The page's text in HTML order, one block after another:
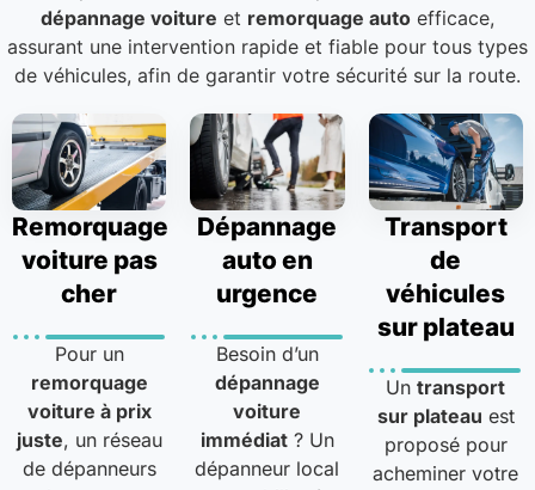
dépannage voiture et remorquage auto efficace,
assurant une intervention rapide et fiable pour tous types
de véhicules, afin de garantir votre sécurité sur la route.
Remorquage
voiture pas
cher
Pour un
remorquage
voiture à prix
juste, un réseau
de dépanneurs
Dépannage
auto en
urgence
Besoin d’un
dépannage
voiture
immédiat? Un
dépanneur local
Transport
de
véhicules
sur plateau
Untransport
sur plateau est
proposé pour
acheminer votre